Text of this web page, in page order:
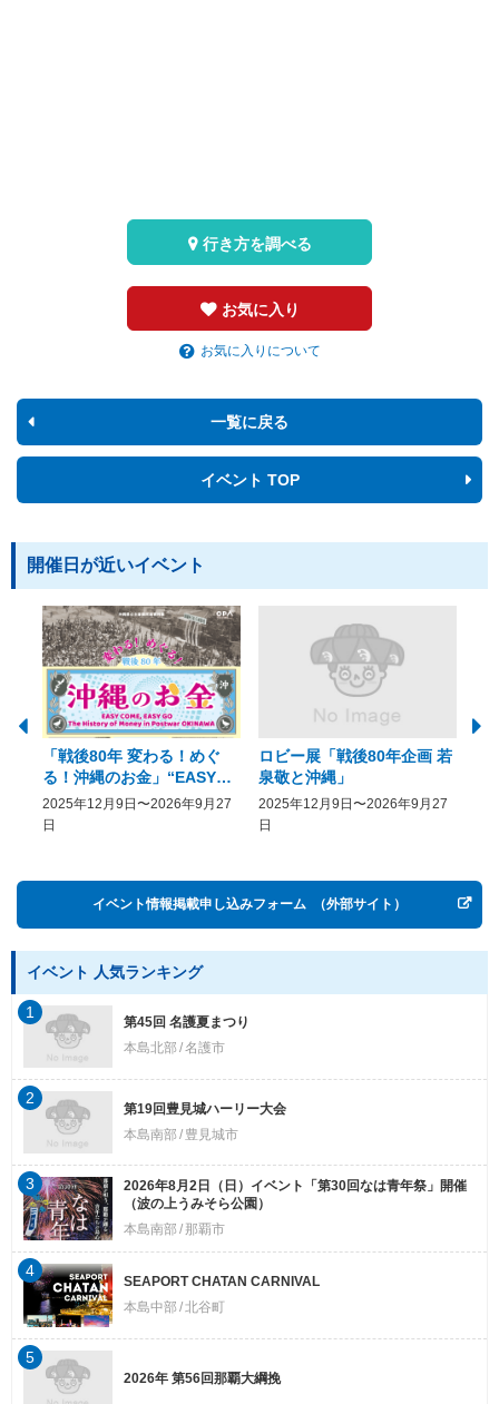
お気に入り
お気に入りについて
行き方を調べる
一覧に戻る
イベント TOP
開催日が近いイベント
「戦後80年 変わる！めぐ
る！沖縄のお金」“EASY
COME, EASY GO － The
History of Money in
2025年12月9日〜2026年9月27
日
ロビー展「戦後80年企画 若
泉敬と沖縄」
2025年12月9日〜2026年9月27
日
イベント情報掲載申し込みフォーム （外部サイト）
イベント 人気ランキング
第45回 名護夏まつり
本島北部 名護市
1
第19回豊見城ハーリー大会
本島南部
豊見城市
2
2026年8月2日（日）イベント「第30回なは青年祭」開催
（波の上うみそら公園）
本島南部
那覇市
3
SEAPORT CHATAN CARNIVAL
本島中部 北谷町
4
2026年 第56回那覇大綱挽
5